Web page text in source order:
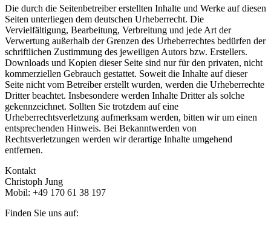
Die durch die Seitenbetreiber erstellten Inhalte und Werke auf diesen
Seiten unterliegen dem deutschen Urheberrecht. Die
Vervielfältigung, Bearbeitung, Verbreitung und jede Art der
Verwertung außerhalb der Grenzen des Urheberrechtes bedürfen der
schriftlichen Zustimmung des jeweiligen Autors bzw. Erstellers.
Downloads und Kopien dieser Seite sind nur für den privaten, nicht
kommerziellen Gebrauch gestattet. Soweit die Inhalte auf dieser
Seite nicht vom Betreiber erstellt wurden, werden die Urheberrechte
Dritter beachtet. Insbesondere werden Inhalte Dritter als solche
gekennzeichnet. Sollten Sie trotzdem auf eine
Urheberrechtsverletzung aufmerksam werden, bitten wir um einen
entsprechenden Hinweis. Bei Bekanntwerden von
Rechtsverletzungen werden wir derartige Inhalte umgehend
entfernen.
Kontakt
Christoph Jung
Mobil: +49 170 61 38 197
Finden Sie uns auf: